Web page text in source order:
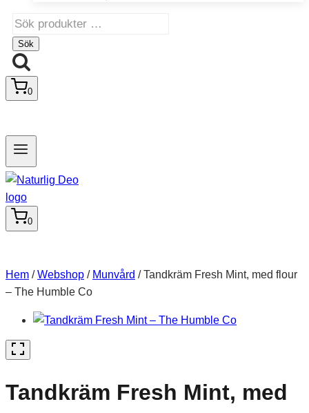
Sök
efter:
Sök
0
0
Hem / Webshop / Munvård / Tandkräm Fresh Mint, med flour
– The Humble Co
Tandkräm Fresh Mint, med